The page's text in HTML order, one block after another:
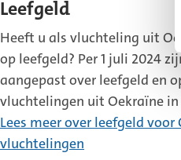
Leefgeld
Heeft u als vluchteling uit
op leefgeld? Per 1 juli 2024
aangepast over leefgeld en
vluchtelingen uit Oekraïne in
Lees meer over leefgeld voor
vluchtelingen